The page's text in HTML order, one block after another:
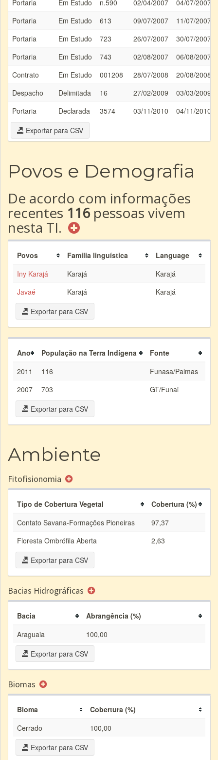
Portaria Em Estudo n.590 02/04/2007
04/07/2007
Portaria
Em Estudo 613 09/07/2007
11/07/2007
Portaria
Em Estudo 723 26/07/2007
30/07/2007
Portaria
Em Estudo 743 02/08/2007
06/08/2007
Contrato
Em Estudo 001208 28/07/2008
20/08/2008
Despacho
Delimitada 16 27/02/2009
03/03/2009
Portaria
Declarada 3574 03/11/2010
04/11/2010
Exportar para CSV
Povos e Demografia
De acordo com informações
recentes 116 pessoas vivem
nesta TI.
Povos Família linguística
Language
Iny Karajá
Karajá
Karajá
Javaé
Karajá
Karajá
Exportar para CSV
Ano População na Terra Indígena
Fonte
2011
116
Funasa/Palmas
2007
703
GT/Funai
Exportar para CSV
Ambiente
Fitofisionomia
Tipo de Cobertura Vegetal
Cobertura (%)
Contato Savana-Formações Pioneiras
97,37
Floresta Ombrófila Aberta
2,63
Exportar para CSV
Bacias Hidrográficas
Bacia
Abrangência (%)
Araguaia
100,00
Exportar para CSV
Biomas
Bioma
Cobertura (%)
Cerrado
100,00
Exportar para CSV